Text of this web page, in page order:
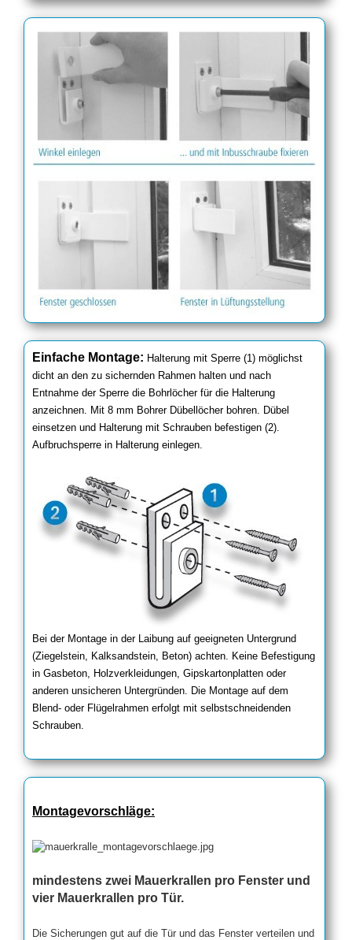
Einfache Montage: Halterung mit Sperre (1) möglichst
dicht an den zu sichernden Rahmen halten und nach
Entnahme der Sperre die Bohrlöcher für die Halterung
anzeichnen. Mit 8 mm Bohrer Dübellöcher bohren. Dübel
einsetzen und Halterung mit Schrauben befestigen (2).
Aufbruchsperre in Halterung einlegen.
Bei der Montage in der Laibung auf geeigneten Untergrund
(Ziegelstein, Kalksandstein, Beton) achten. Keine Befestigung
in Gasbeton, Holzverkleidungen, Gipskartonplatten oder
anderen unsicheren Untergründen. Die Montage auf dem
Blend- oder Flügelrahmen erfolgt mit selbstschneidenden
Schrauben.
Montagevorschläge:
mindestens zwei Mauerkrallen pro Fenster und
vier Mauerkrallen pro Tür.
Die Sicherungen gut auf die Tür und das Fenster verteilen und